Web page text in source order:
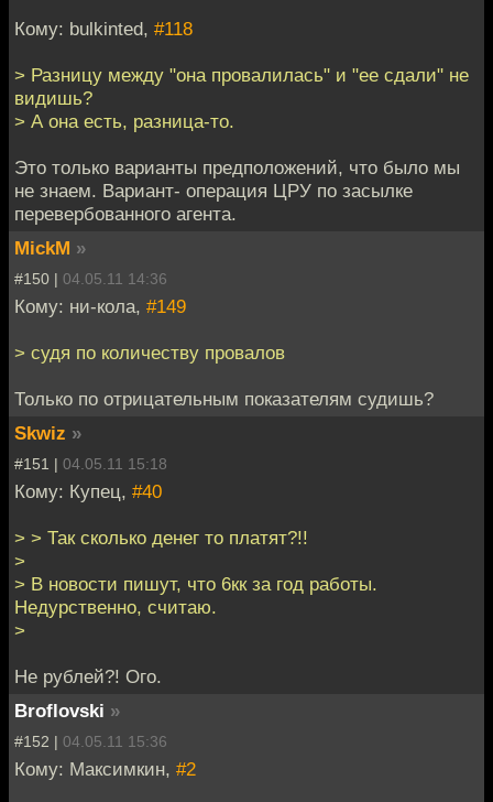
Кому: bulkinted, #118
> Разницу между "она провалилась" и "ее сдали" не
видишь?
> А она есть, разница-то.
Это только варианты предположений, что было мы
не знаем. Вариант- операция ЦРУ по засылке
перевербованного агента.
MickM »
#150 | 04.05.11 14:36
Кому: ни-кола, #149
> судя по количеству провалов
Только по отрицательным показателям судишь?
Skwiz »
#151 | 04.05.11 15:18
Кому: Купец, #40
> > Так сколько денег то платят?!!
>
> В новости пишут, что 6кк за год работы.
Недурственно, считаю.
>
Не рублей?! Ого.
Broflovski »
#152 | 04.05.11 15:36
Кому: Максимкин, #2